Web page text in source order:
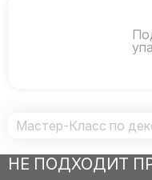
Мастер-Класс по
НЕ ПОДХОДИТ